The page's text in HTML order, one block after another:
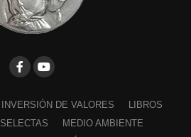
INVERSIÓN DE VALORES
LIBROS
SELECTAS
MEDIO AMBIENTE